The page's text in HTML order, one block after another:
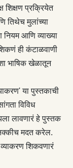
शिक्षण प्रक्रियेत
तिथेच मुलांच्या
नियम आणि व्याख्या
ही कंटाळवाणी
भाषिक खेळातून
या पुस्तकाची
विविध
लावणारं हे पुस्तक
मदत करेल.
शिकवणारं